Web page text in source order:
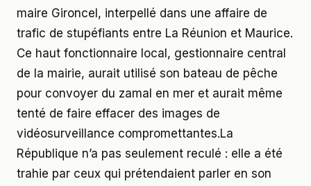
maire Gironcel, interpellé dans une affaire de
trafic de stupéfiants entre La Réunion et Maurice.
Ce haut fonctionnaire local, gestionnaire central
de la mairie, aurait utilisé son bateau de pêche
pour convoyer du zamal en mer et aurait même
tenté de faire effacer des images de
vidéosurveillance compromettantes.La
République n’a pas seulement reculé : elle a été
trahie par ceux qui prétendaient parler en son